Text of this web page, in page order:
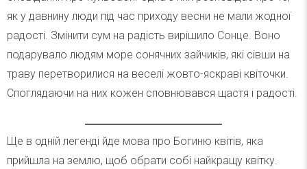
як у давнину люди під час приходу весни не мали жодної
радості. Змінити сум на радість вирішило Сонце. Воно
подарувало людям море сонячних зайчиків, які сівши на
траву перетворилися на веселі жовто-яскраві квіточки.
Споглядаючи на них кожен сповнювався щастя і радості.
Ще в одній легенді йде мова про Богиню квітів, яка
прийшла на землю, щоб обрати собі найкращу квітку.